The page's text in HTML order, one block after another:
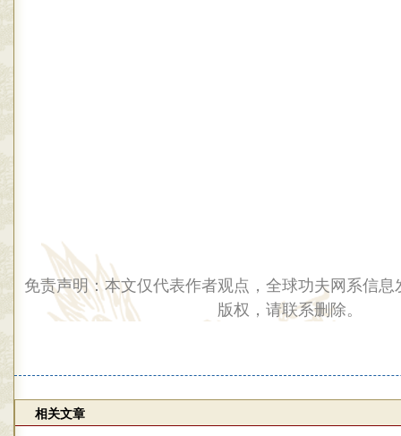
免责声明：本文仅代表作者观点，全球功夫网系信
版权，请联系删除。
相关文章